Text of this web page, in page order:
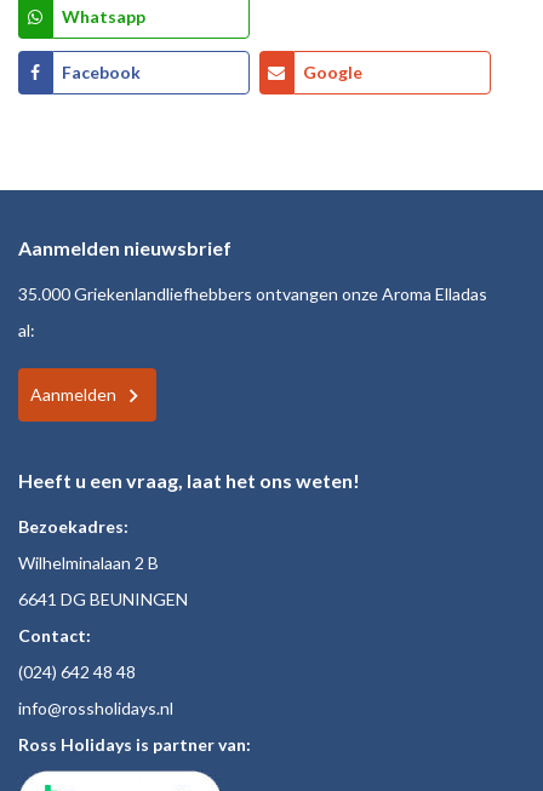
Whatsapp
Facebook Google
Aanmelden nieuwsbrief
35.000 Griekenlandliefhebbers ontvangen onze Aroma Elladas
al:
Aanmelden
Heeft u een vraag, laat het ons weten!
Bezoekadres:
Wilhelminalaan 2 B
6641 DG BEUNINGEN
Contact:
(024) 642 48 48
info@rossholidays.nl
Ross Holidays is partner van: